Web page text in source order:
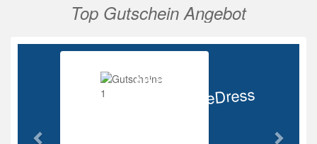
Top Gutschein Angebot
Ab 85%
BabyOnlineDress
Vorherige